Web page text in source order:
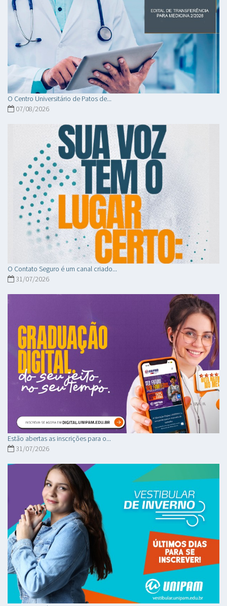
O Centro Universitário de Patos de...
07/08/2026
O Contato Seguro é um canal criado...
31/07/2026
Estão abertas as inscrições para o...
31/07/2026